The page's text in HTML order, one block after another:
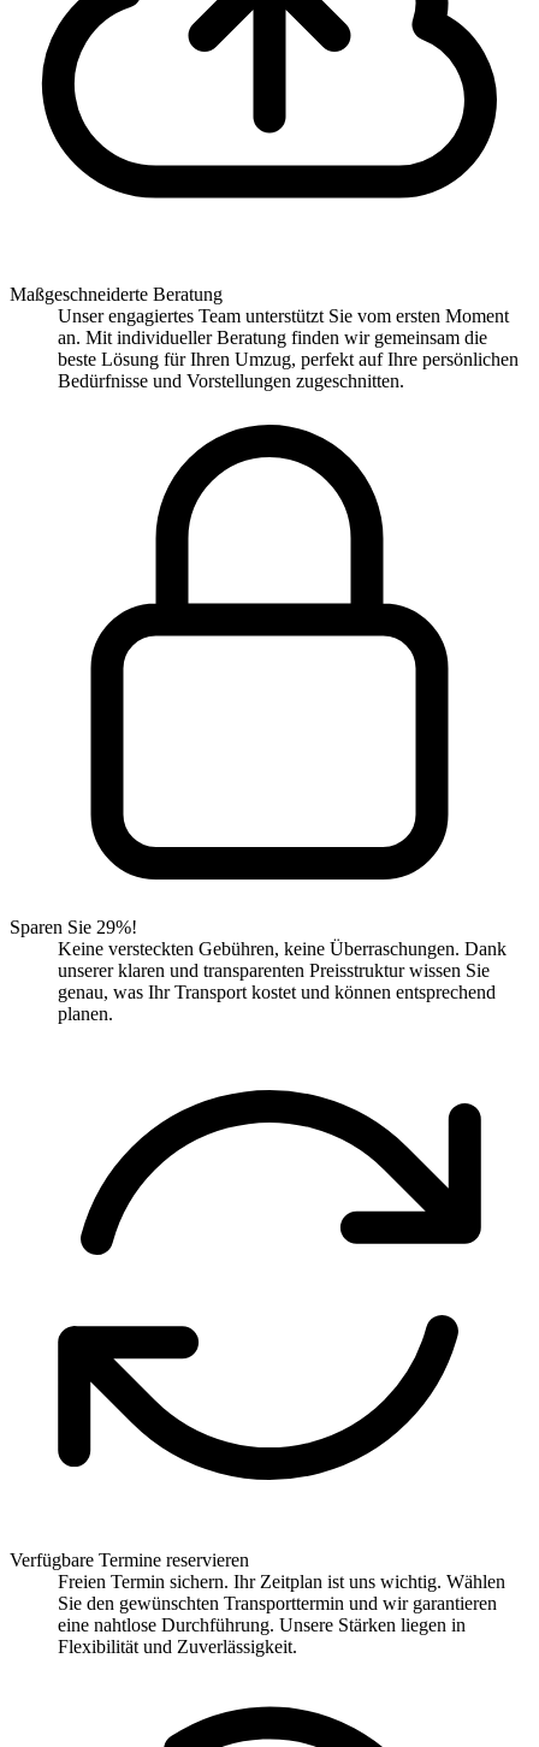
Maßgeschneiderte Beratung
Unser engagiertes Team unterstützt Sie vom ersten Moment
an. Mit individueller Beratung finden wir gemeinsam die
beste Lösung für Ihren Umzug, perfekt auf Ihre persönlichen
Bedürfnisse und Vorstellungen zugeschnitten.
Sparen Sie 29%!
Keine versteckten Gebühren, keine Überraschungen. Dank
unserer klaren und transparenten Preisstruktur wissen Sie
genau, was Ihr Transport kostet und können entsprechend
planen.
Verfügbare Termine reservieren
Freien Termin sichern. Ihr Zeitplan ist uns wichtig. Wählen
Sie den gewünschten Transporttermin und wir garantieren
eine nahtlose Durchführung. Unsere Stärken liegen in
Flexibilität und Zuverlässigkeit.